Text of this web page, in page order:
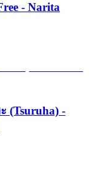
- Narita
(Tsuruha) -